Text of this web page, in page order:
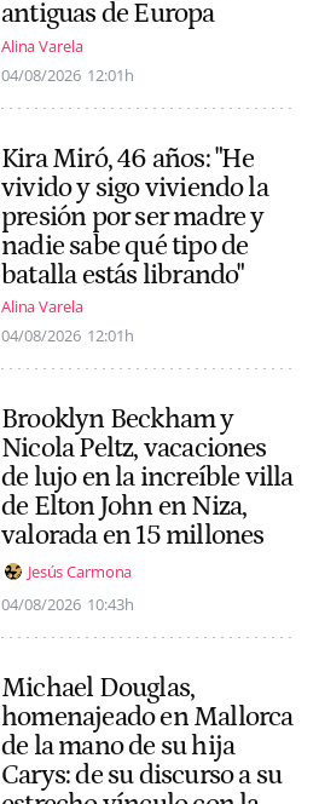
antiguas de Europa
Alina Varela
04/08/2026 12:01h
Kira Miró, 46 años: "He
vivido y sigo viviendo la
presión por ser madre y
nadie sabe qué tipo de
batalla estás librando"
Alina Varela
04/08/2026 12:01h
Brooklyn Beckham y
Nicola Peltz, vacaciones
de lujo en la increíble villa
de Elton John en Niza,
valorada en 15 millones
Jesús Carmona
04/08/2026 10:43h
Michael Douglas,
homenajeado en Mallorca
de la mano de su hija
Carys: de su discurso a su